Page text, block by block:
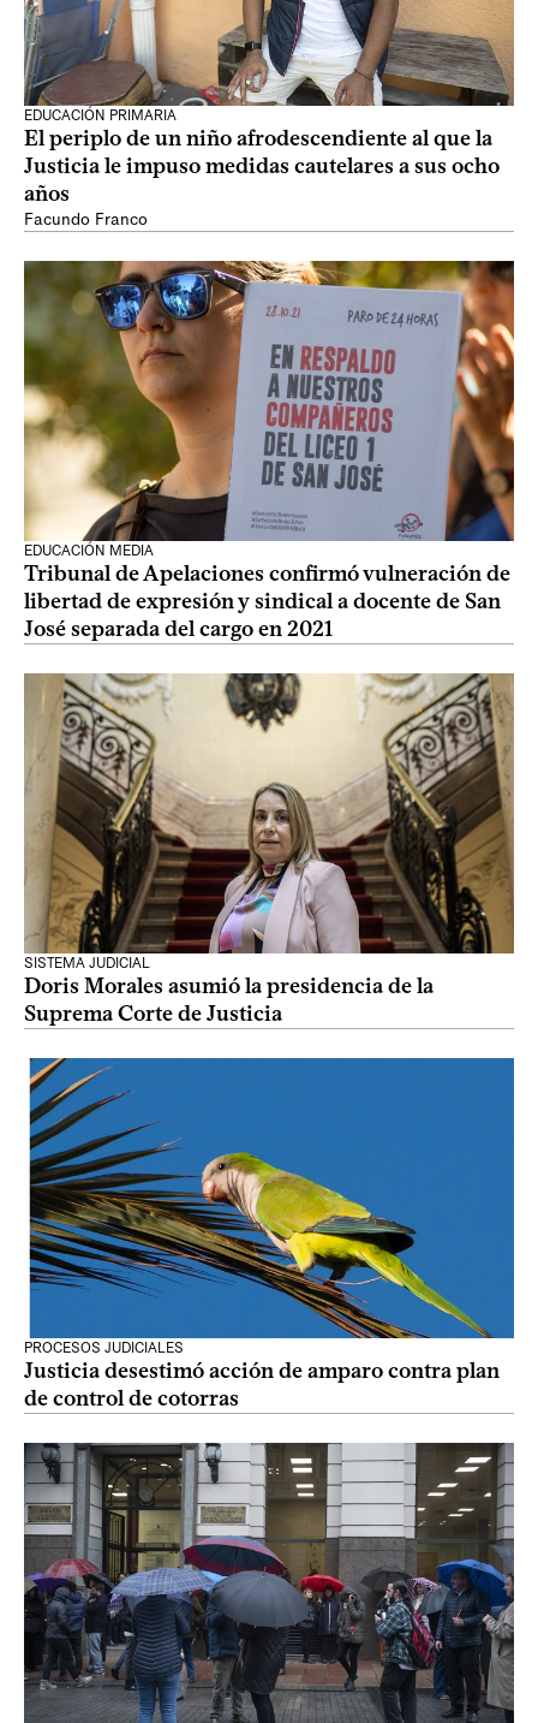
EDUCACIÓN PRIMARIA
El periplo de un niño afrodescendiente al que la
Justicia le impuso medidas cautelares a sus ocho
años
Facundo Franco
EDUCACIÓN MEDIA
Tribunal de Apelaciones confirmó vulneración de
libertad de expresión y sindical a docente de San
José separada del cargo en 2021
SISTEMA JUDICIAL
Doris Morales asumió la presidencia de la
Suprema Corte de Justicia
PROCESOS JUDICIALES
Justicia desestimó acción de amparo contra plan
de control de cotorras